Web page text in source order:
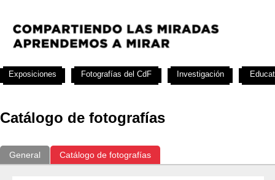
Catálogo de fotografías
General Catálogo de fotografías
Exposiciones Fotografías del CdF Investigación